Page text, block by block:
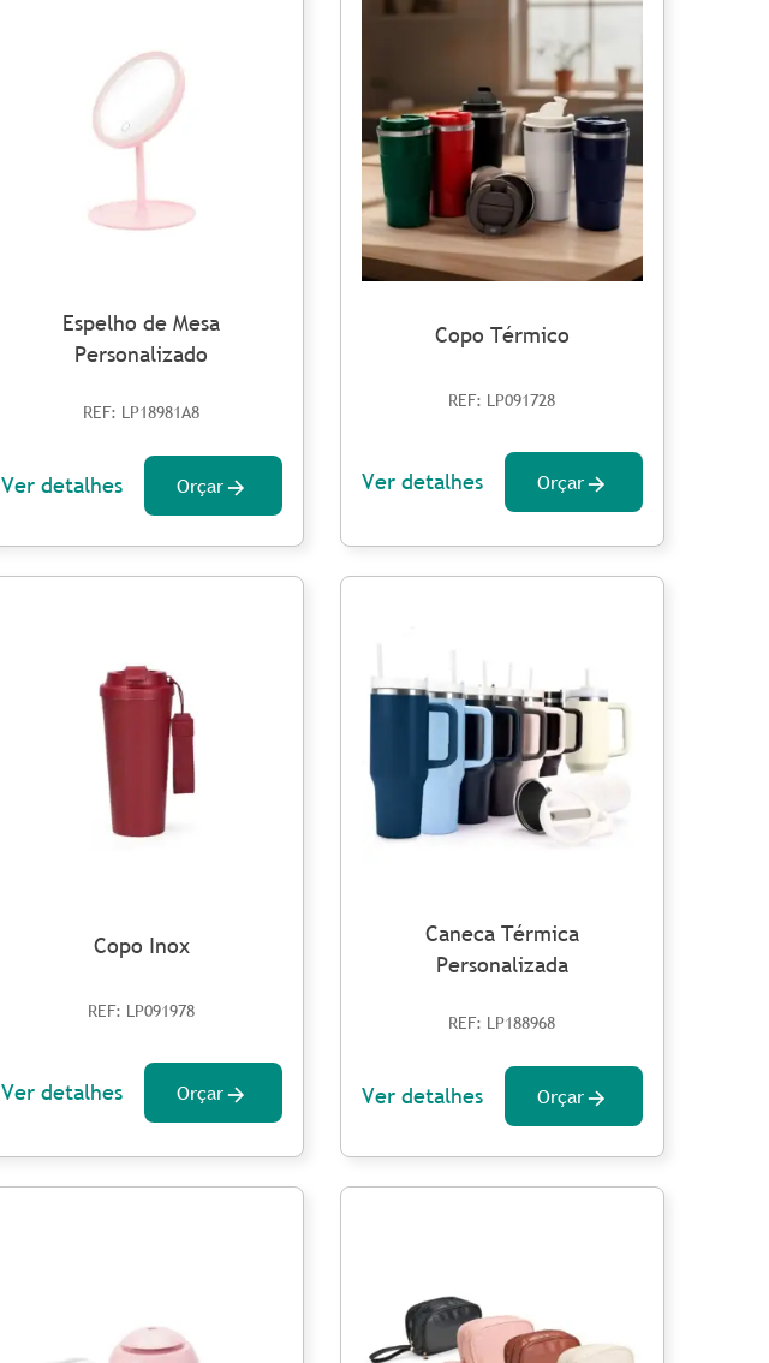
Espelho de Mesa
Personalizado
REF: LP18981A8
Ver detalhes Orçar
Copo Térmico
REF: LP091728
Ver detalhes Orçar
Copo Inox
REF: LP091978
Ver detalhes Orçar
Caneca Térmica
Personalizada
REF: LP188968
Ver detalhes Orçar